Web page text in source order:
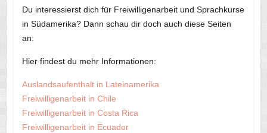
Du interessierst dich für Freiwilligenarbeit und Sprachkurse
in Südamerika? Dann schau dir doch auch diese Seiten
an:
Hier findest du mehr Informationen:
Auslandsaufenthalt in Lateinamerika
Freiwilligenarbeit in Chile
Freiwilligenarbeit in Costa Rica
Freiwilligenarbeit in Ecuador